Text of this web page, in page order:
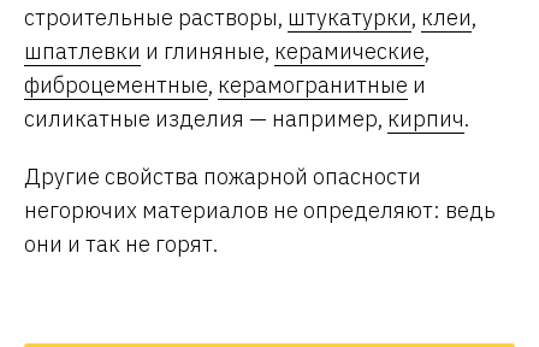
строительные растворы, штукатурки, клеи,
шпатлевки и глиняные, керамические,
фиброцементные, керамогранитные и
силикатные изделия — например, кирпич.
Другие свойства пожарной опасности
негорючих материалов не определяют: ведь
они и так не горят.